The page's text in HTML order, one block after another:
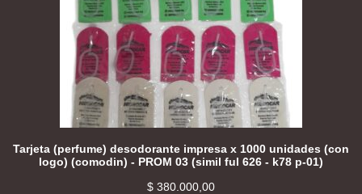
Tarjeta (perfume) desodorante impresa x 1000 unidades (con
logo) (comodin) - PROM 03 (simil ful 626 - k78 p-01)
$ 380.000,00